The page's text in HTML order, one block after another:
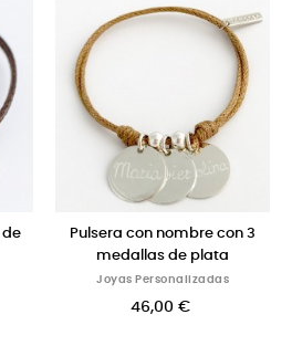
de
Pulsera con nombre con 3
medallas de plata
Joyas Personalizadas
46,00 €